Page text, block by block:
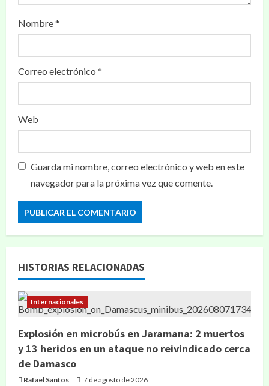
Nombre*
Correo electrónico *
Web
Guarda mi nombre, correo electrónico y web en este
navegador para la próxima vez que comente.
HISTORIAS RELACIONADAS
Internacionales
Explosión en microbús en Jaramana: 2 muertos
y 13 heridos en un ataque no reivindicado cerca
de Damasco
Rafael Santos 7 de agosto de 2026